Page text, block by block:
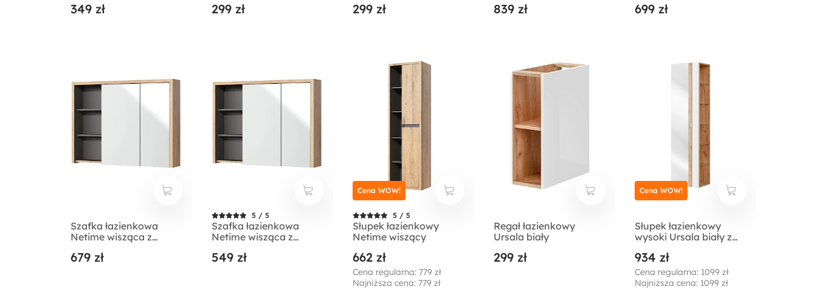
349 zł 299 zł 299 zł 839 zł 699 zł
Szafka łazienkowa
Netime wisząca z
679 zł
5 / 5
Szafka łazienkowa
Netime wisząca z
549 zł
5 / 5
Słupek łazienkowy
Netime wiszący
662 zł
Cena regularna: 779 zł
Najniższa cena: 779 zł
Cena WOW!
Regał łazienkowy
Ursala biały
299 zł
Słupek łazienkowy
wysoki Ursala biały z
934 zł
Cena regularna: 1099 zł
Najniższa cena: 1099 zł
Cena WOW!